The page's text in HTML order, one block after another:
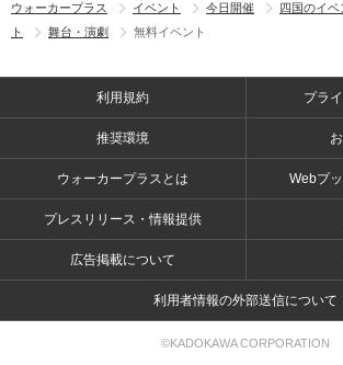
ウォーカープラス イベント 今日開催 四国のイベ
ト
舞台・演劇 無料イベント
利用規約 プラ
推奨環境
ウォーカープラスとは Webプ
プレスリリース・情報提供
広告掲載について
利用者情報の外部送信について
©KADOKAWA CORPORATION